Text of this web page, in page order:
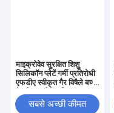
माइक्रोवेव सुरक्षित शिशु
सिलिकॉन प्लेटें गर्मी प्रतिरोधी
एफडीए स्वीकृत गैर विषैले बच्चे
सफाई के लिए
सबसे अच्छी कीमत